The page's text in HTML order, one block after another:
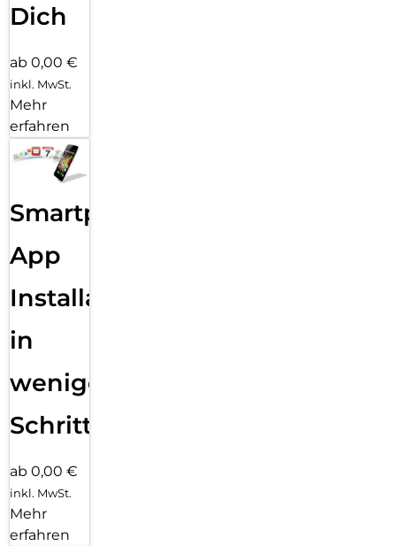
Dich
ab 0,00 €
inkl. MwSt.
Mehr
erfahren
Smartphone
App
Installation
in
wenigen
Schritten
ab 0,00 €
inkl. MwSt.
Mehr
erfahren